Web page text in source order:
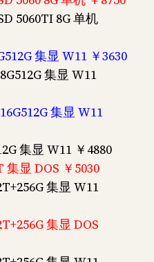
5060TI 8G 单机
集显 W11 ￥3630
集显 W11
集显 W11
集显 W11 ￥4880
集显 DOS ￥5030
集显 W11
集显 DOS